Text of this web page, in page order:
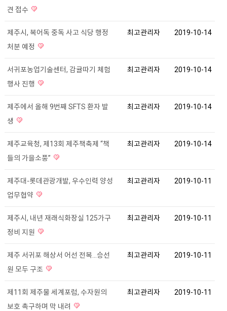
견 접수
제주시, 복어독 중독 사고 식당 행정
처분 예정
최고관리자 2019-10-14
서귀포농업기술센터, 감귤따기 체험
행사 진행
최고관리자 2019-10-14
제주에서 올해 9번째 SFTS 환자 발
생
최고관리자 2019-10-14
제주교육청, 제13회 제주책축제 “책
들의 가을소풍”
최고관리자 2019-10-14
제주대-롯데관광개발, 우수인력 양성
업무협약
최고관리자 2019-10-11
제주시, 내년 재래식화장실 125가구
정비 지원
최고관리자 2019-10-11
제주 서귀포 해상서 어선 전복...승선
원 모두 구조
최고관리자 2019-10-11
제11회 제주물 세계포럼, 수자원의
보호 촉구하며 막 내려
최고관리자 2019-10-11